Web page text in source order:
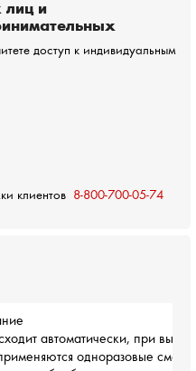
лиц и
доступ к индивидуальным
клиентов 8-800-700-05-74
автоматически, при
одноразовые